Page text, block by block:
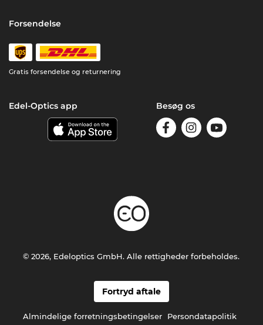
Forsendelse
Gratis forsendelse og returnering
Edel-Optics app Besøg os
Fortryd aftale
Almindelige forretningsbetingelser Persondatapolitik
© 2026, Edeloptics GmbH. Alle rettigheder forbeholdes.